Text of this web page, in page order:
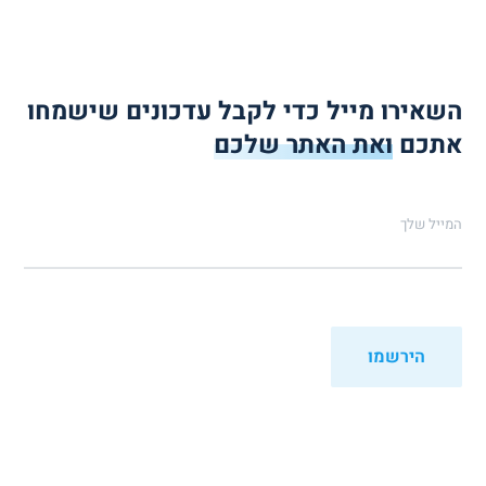
השאירו מייל כדי לקבל עדכונים שישמחו
אתכם ואת האתר שלכם
המייל שלך
הירשמו